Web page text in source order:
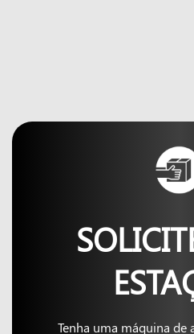
Tenha uma máquina de